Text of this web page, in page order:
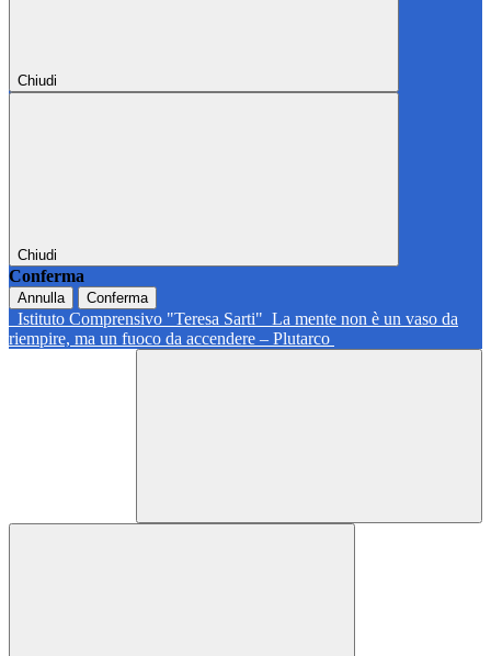
Chiudi
Chiudi
Conferma
Annulla Conferma
Istituto Comprensivo "Teresa Sarti" La mente non è un vaso da
riempire, ma un fuoco da accendere – Plutarco